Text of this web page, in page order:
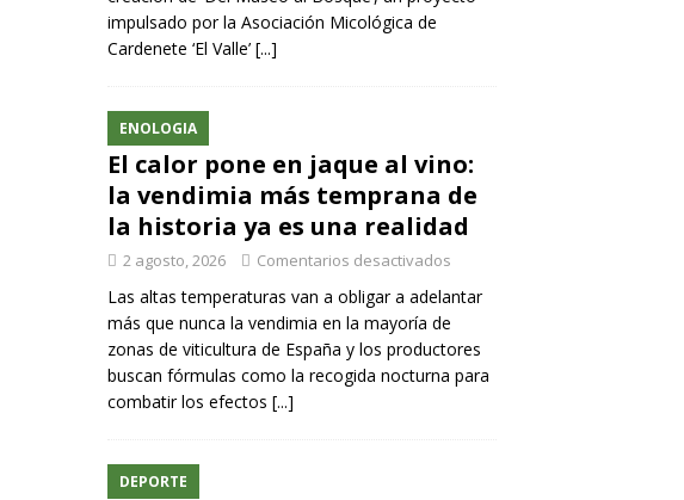
impulsado por la Asociación Micológica de
Cardenete ‘El Valle’ [...]
ENOLOGIA
El calor pone en jaque al vino:
la vendimia más temprana de
la historia ya es una realidad
2 agosto, 2026 Comentarios desactivados
Las altas temperaturas van a obligar a adelantar
más que nunca la vendimia en la mayoría de
zonas de viticultura de España y los productores
buscan fórmulas como la recogida nocturna para
combatir los efectos [...]
DEPORTE